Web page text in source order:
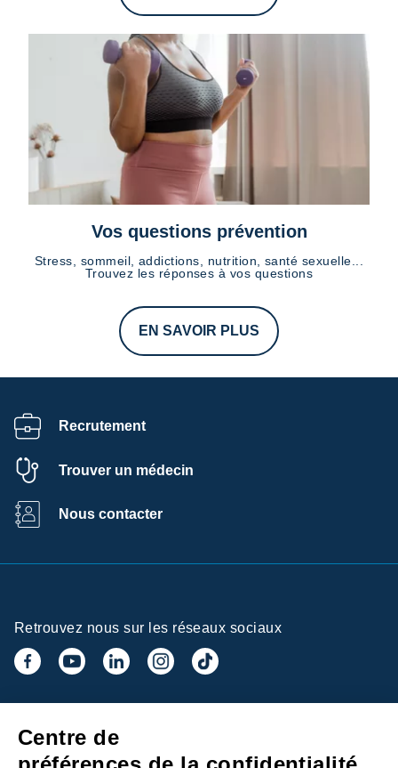
Vos questions prévention
Stress, sommeil, addictions, nutrition, santé sexuelle...
Trouvez les réponses à vos questions
EN SAVOIR PLUS
Recrutement
Trouver un médecin
Nous contacter
Retrouvez nous sur les réseaux sociaux
Centre de